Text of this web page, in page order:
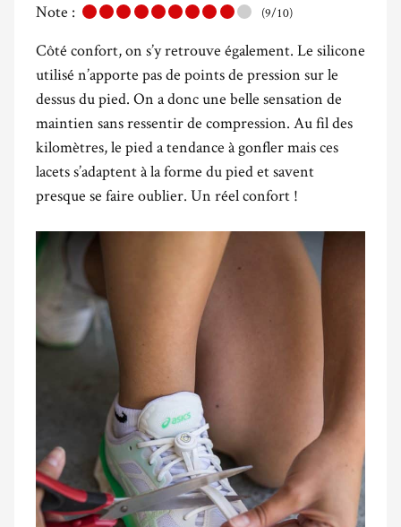
Note : (9/10)
Côté confort, on s’y retrouve également. Le silicone
utilisé n’apporte pas de points de pression sur le
dessus du pied. On a donc une belle sensation de
maintien sans ressentir de compression. Au fil des
kilomètres, le pied a tendance à gonfler mais ces
lacets s’adaptent à la forme du pied et savent
presque se faire oublier. Un réel confort !